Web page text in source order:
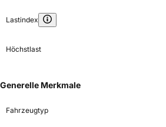
Lastindex
Höchstlast
Generelle Merkmale
Fahrzeugtyp